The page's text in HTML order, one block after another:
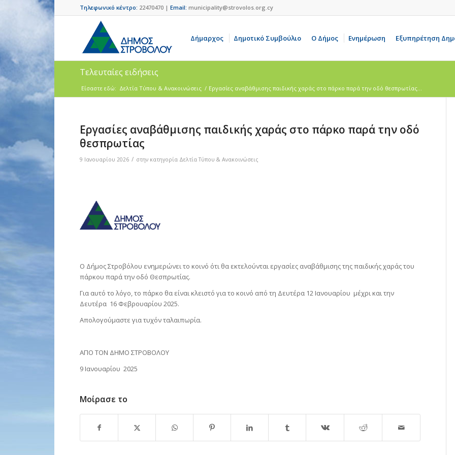
Τηλεφωνικό κέντρο: 22470470 | Email: municipality@strovolos.org.cy
Δήμαρχος Δημοτικό Συμβούλιο Ο Δήμος Ενημέρωση Εξυπηρέτηση
Τελευταίες ειδήσεις
Είσαστε εδώ: Δελτία Τύπου & Ανακοινώσεις / Εργασίες αναβάθμισης παιδικής χαράς στο πάρκο παρά την οδό θεσπρωτίας...
Εργασίες αναβάθμισης παιδικής χαράς στο πάρκο παρά την οδό
θεσπρωτίας
9 Ιανουαρίου 2026 / στην κατηγορία Δελτία Τύπου & Ανακοινώσεις
Ο Δήμος Στροβόλου ενημερώνει το κοινό ότι θα εκτελούνται εργασίες αναβάθμισης της παιδικής χαράς του
πάρκου παρά την οδό Θεσπρωτίας.
Για αυτό το λόγο, το πάρκο θα είναι κλειστό για το κοινό από τη Δευτέρα 12 Ιανουαρίου μέχρι και την
Δευτέρα 16 Φεβρουαρίου 2025.
Απολογούμαστε για τυχόν ταλαιπωρία.
ΑΠΟ ΤΟΝ ΔΗΜΟ ΣΤΡΟΒΟΛΟΥ
9 Ιανουαρίου 2025
Μοίρασε το